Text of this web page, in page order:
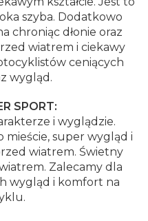
szyba. Dodatkowo
chroniąc dłonie oraz
wiatrem i ciekawy
ceniących
wygląd.
SPORT:
i wyglądzie.
mieście, super wygląd i
wiatrem. Świetny
Zalecamy dla
wygląd i komfort na